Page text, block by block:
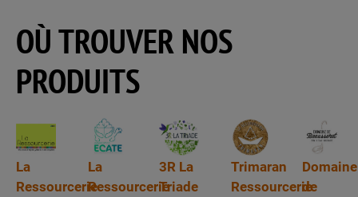
OÙ TROUVER NOS
PRODUITS
La
Ressourcerie
La
Ressourcerie
3R La
Triade
Trimaran
Ressourcerie
Domaine
de